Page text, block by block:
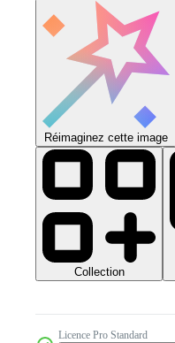
Réimaginez cette image
Collection
Licence Pro Standard